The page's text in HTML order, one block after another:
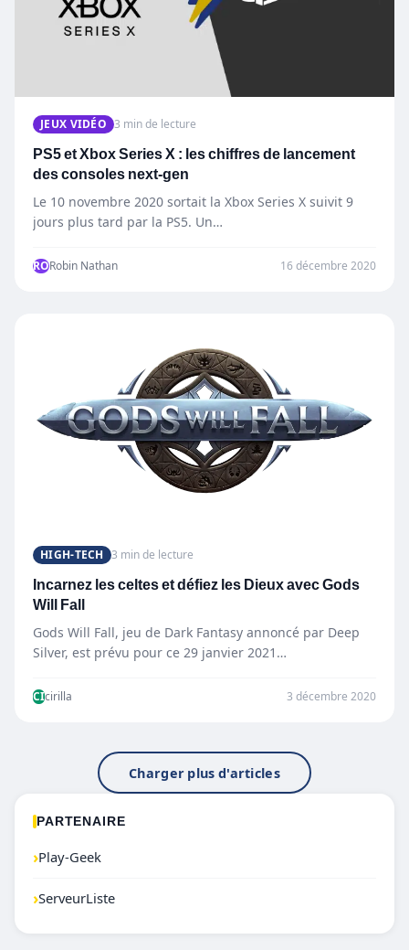
JEUX VIDÉO 3 min de lecture
PS5 et Xbox Series X : les chiffres de lancement
des consoles next-gen
Le 10 novembre 2020 sortait la Xbox Series X suivit 9
jours plus tard par la PS5. Un…
RORobin Nathan 16 décembre 2020
HIGH-TECH 3 min de lecture
Incarnez les celtes et défiez les Dieux avec Gods
Will Fall
Gods Will Fall, jeu de Dark Fantasy annoncé par Deep
Silver, est prévu pour ce 29 janvier 2021…
CIcirilla 3 décembre 2020
Charger plus d'articles
PARTENAIRE
›Play-Geek
›ServeurListe